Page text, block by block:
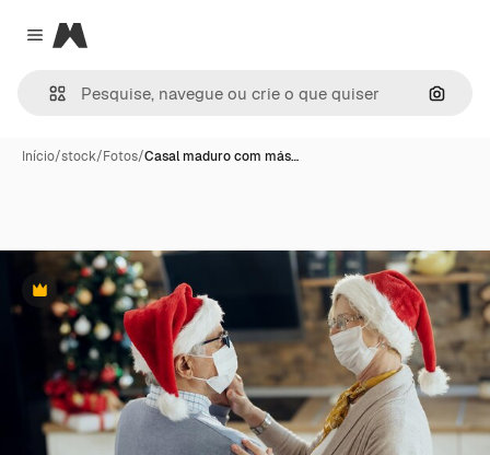
Close menu
Magnific
Início/stock/Fotos/Casal maduro com más…
Premium